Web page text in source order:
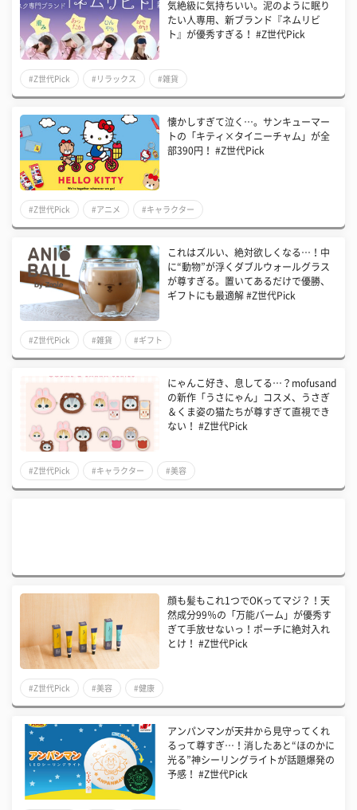
気絶級に気持ちいい。泥のように眠り
たい人専用、新ブランド『ネムリビ
ト』が優秀すぎる！ #Z世代Pick
#Z世代Pick #リラックス #雑貨
懐かしすぎて泣く…。サンキューマー
トの「キティ×タイニーチャム」が全
部390円！ #Z世代Pick
#Z世代Pick #アニメ #キャラクター
これはズルい、絶対欲しくなる…！中
に“動物”が浮くダブルウォールグラス
が尊すぎる。置いてあるだけで優勝、
ギフトにも最適解 #Z世代Pick
#Z世代Pick #雑貨 #ギフト
にゃんこ好き、息してる…？mofusand
の新作「うさにゃん」コスメ、うさぎ
＆くま姿の猫たちが尊すぎて直視でき
ない！ #Z世代Pick
#Z世代Pick #キャラクター #美容
顔も髪もこれ1つでOKってマジ？！天
然成分99％の「万能バーム」が優秀す
ぎて手放せないっ！ポーチに絶対入れ
とけ！ #Z世代Pick
#Z世代Pick #美容 #健康
アンパンマンが天井から見守ってくれ
るって尊すぎ…！消したあと“ほのかに
光る”神シーリングライトが話題爆発の
予感！ #Z世代Pick